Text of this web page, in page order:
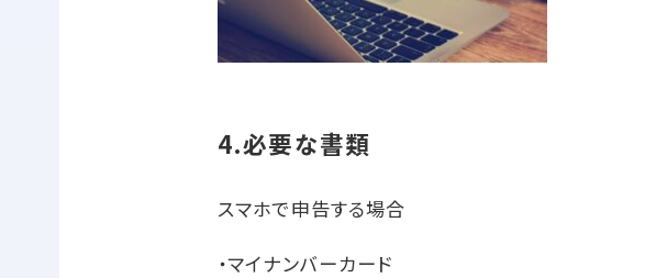
4.必要な書類
スマホで申告する場合
・マイナンバーカード